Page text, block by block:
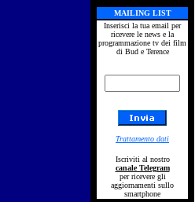
MAILING LIST
Inserisci la tua email per
ricevere le news e la
programmazione tv dei film
di Bud e Terence
Trattamento dati
Iscriviti al nostro
canale Telegram
per ricevere gli
aggiornamenti sullo
smartphone